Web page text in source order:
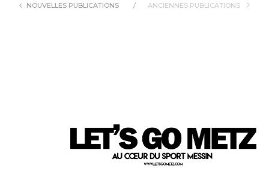
NOUVELLES PUBLICATIONS ANCIENNES PUBLICATIONS